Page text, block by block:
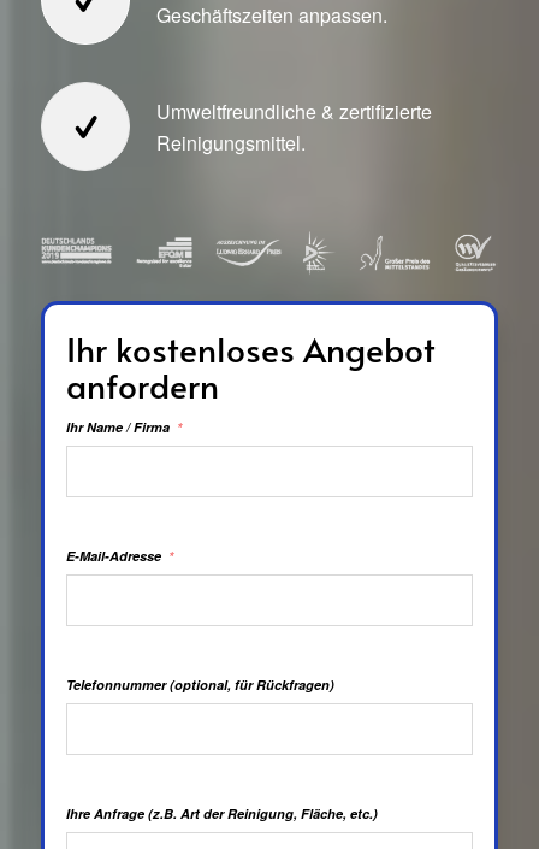
Geschäftszeiten anpassen.
Umweltfreundliche & zertifizierte
Reinigungsmittel.
Ihr kostenloses Angebot
anfordern
Ihr Name / Firma
E-Mail-Adresse
Telefonnummer (optional, für Rückfragen)
Ihre Anfrage (z.B. Art der Reinigung, Fläche, etc.)